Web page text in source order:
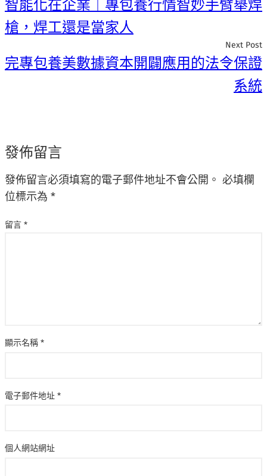
智能化在企業｜專包養行情智妙手臂舉焊
槍，焊工還是當家人
Next Post
完專包養美數據資本開闢應用的法令保證
系統
發佈留言
發佈留言必須填寫的電子郵件地址不會公開。 必填欄
位標示為 *
留言 *
顯示名稱 *
電子郵件地址 *
個人網站網址